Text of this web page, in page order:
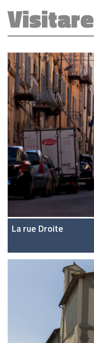
Visitare
La rue Droite